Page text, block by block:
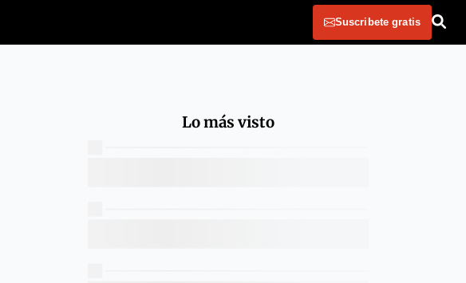
Suscribete gratis
Lo más visto